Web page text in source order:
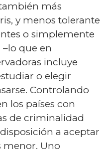
más
y menos tolerante
o simplemente
que en
incluye
o elegir
Controlando
los países con
de criminalidad
a aceptar
menor. Uno